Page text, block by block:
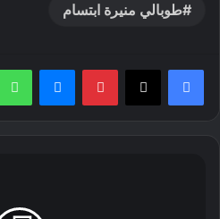
طوبالي منيرة ابتسام
بينتيريستماسنجر